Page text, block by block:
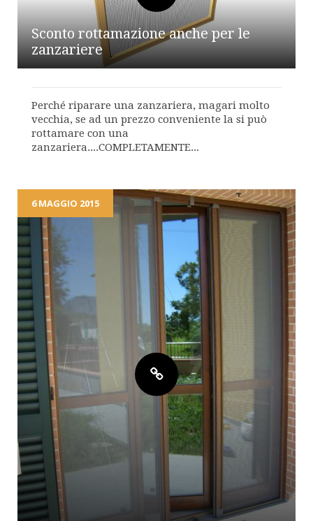
Sconto rottamazione anche per le
zanzariere
Perché riparare una zanzariera, magari molto
vecchia, se ad un prezzo conveniente la si può
rottamare con una
zanzariera....COMPLETAMENTE...
6 MAGGIO 2015